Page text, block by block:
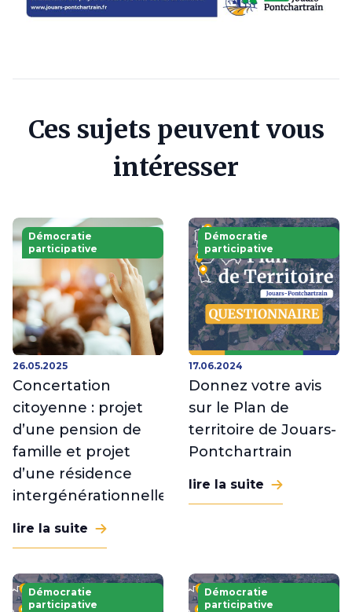
Ces sujets peuvent vous
intéresser
Démocratie
participative
26.05.2025
Concertation
citoyenne : projet
d’une pension de
famille et projet
d’une résidence
intergénérationnelle
lire la suite
Démocratie
participative
17.06.2024
Donnez votre avis
sur le Plan de
territoire de Jouars-
Pontchartrain
lire la suite
Démocratie
participative
Démocratie
participative